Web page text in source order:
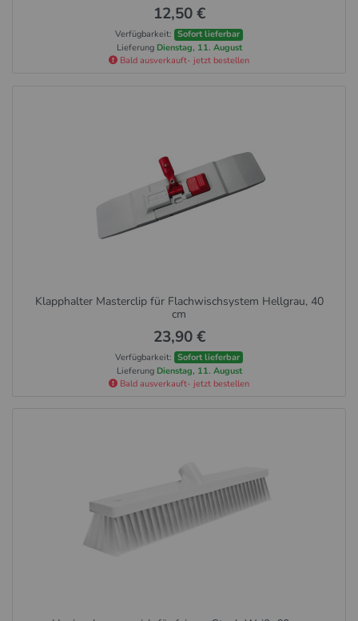
12,50 €
Verfügbarkeit: Sofort lieferbar
Lieferung Dienstag, 11. August
Bald ausverkauft- jetzt bestellen
Klapphalter Masterclip für Flachwischsystem Hellgrau, 40
cm
23,90 €
Verfügbarkeit: Sofort lieferbar
Lieferung Dienstag, 11. August
Bald ausverkauft- jetzt bestellen